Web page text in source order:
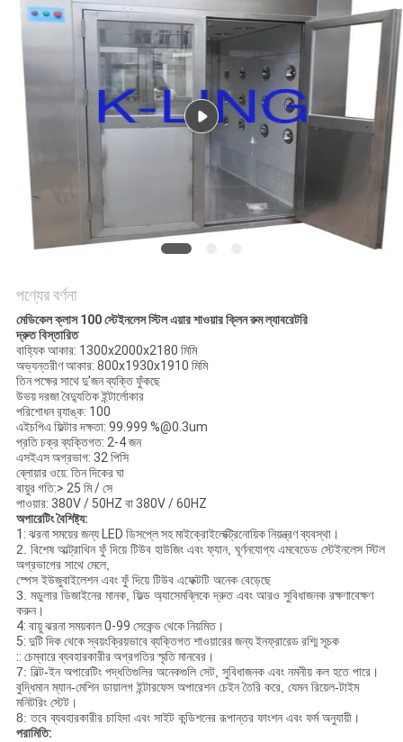
সাইট
ম্যাপ
গোপনীয়তা
নীতি
পণ্যের বর্ণনা
মেডিকেল ক্লাস 100 স্টেইনলেস স্টিল এয়ার শাওয়ার ক্লিন রুম ল্যাবরেটরি
দ্রুত বিস্তারিত
বাহ্যিক আকার: 1300x2000x2180 মিমি
অভ্যন্তরীণ আকার: 800x1930x1910 মিমি
তিন পক্ষের সাথেদু'জনব্যক্তি ফুঁকছে
উভয় দরজা বৈদ্যুতিক ইন্টার্লোকার
পরিশোধন র‌্যাঙ্ক: 100
এইচপিএ ফিল্টার দক্ষতা: 99.999 %@0.3um
প্রতি চক্র ব্যক্তিগত: 2-4 জন
এসইএস অগ্রভাগ: 32 পিসি
ব্লোয়ার ওয়ে: তিন দিকের ঘা
বায়ুর গতি:> 25 মি / সে
পাওয়ার: 380V / 50HZ বা 380V / 60HZ
অপারেটিং বৈশিষ্ট্য:
1: ঝরনা সময়ের জন্য LED ডিসপ্লে সহ মাইক্রোইলেক্ট্রিনোয়িক নিয়ন্ত্রণ ব্যবস্থা।
2. বিশেষ আল্ট্রাথিন ফুঁ দিয়ে টিউব হাউজিং এবং ফ্যান, ঘূর্ণনযোগ্য এমবেডেড স্টেইনলেস স্টিল
অগ্রভাগের সাথে মেলে,
স্পেস ইউজুবাইলেশন এবং ফুঁ দিয়ে টিউব এফেক্টটি অনেক বেড়েছে
3. মডুলার ডিজাইনের মানক, ফিল্ড অ্যাসেমব্লিকে দ্রুত এবং আরও সুবিধাজনক রক্ষণাবেক্ষণ
করুন।
4: বায়ু ঝরনা সময়কাল 0-99 সেকেন্ড থেকে নিয়মিত।
5: দুটি দিক থেকে স্বয়ংক্রিয়ভাবে ব্যক্তিগত শাওয়ারের জন্য ইনফ্রারেড রশ্মি সূচক
:: চেম্বারে ব্যবহারকারীর অগ্রগতির স্মৃতি মানবের।
7: বিল্ট-ইন অপারেটিং পদ্ধতিগুলির অনেকগুলি সেট, সুবিধাজনক এবং নমনীয় কল হতে পারে।
বুদ্ধিমান ম্যান-মেশিন ডায়ালগ ইন্টারফেস অপারেশন চেইন তৈরি করে, যেমন রিয়েল-টাইম
মনিটরিং স্টেট।
8: তবে ব্যবহারকারীর চাহিদা এবং সাইট কন্ডিশনের রূপান্তর ফাংশন এবং ফর্ম অনুযায়ী।
পরামিতি: